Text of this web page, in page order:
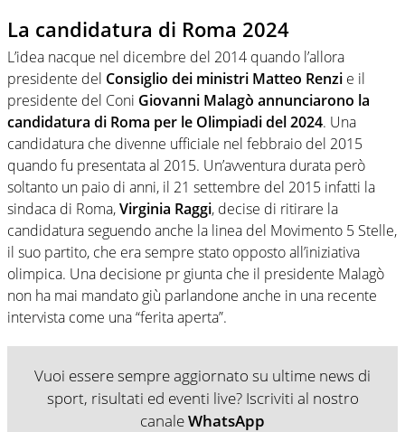
La candidatura di Roma 2024
L’idea nacque nel dicembre del 2014 quando l’allora
presidente del Consiglio dei ministri Matteo Renzi e il
presidente del Coni Giovanni Malagò annunciarono la
candidatura di Roma per le Olimpiadi del 2024. Una
candidatura che divenne ufficiale nel febbraio del 2015
quando fu presentata al 2015. Un’avventura durata però
soltanto un paio di anni, il 21 settembre del 2015 infatti la
sindaca di Roma,Virginia Raggi, decise di ritirare la
candidatura seguendo anche la linea del Movimento 5 Stelle,
il suo partito, che era sempre stato opposto all’iniziativa
olimpica. Una decisione pr giunta che il presidente Malagò
non ha mai mandato giù parlandone anche in una recente
intervista come una “ferita aperta”.
Vuoi essere sempre aggiornato su ultime news di
sport, risultati ed eventi live? Iscriviti al nostro
canaleWhatsApp